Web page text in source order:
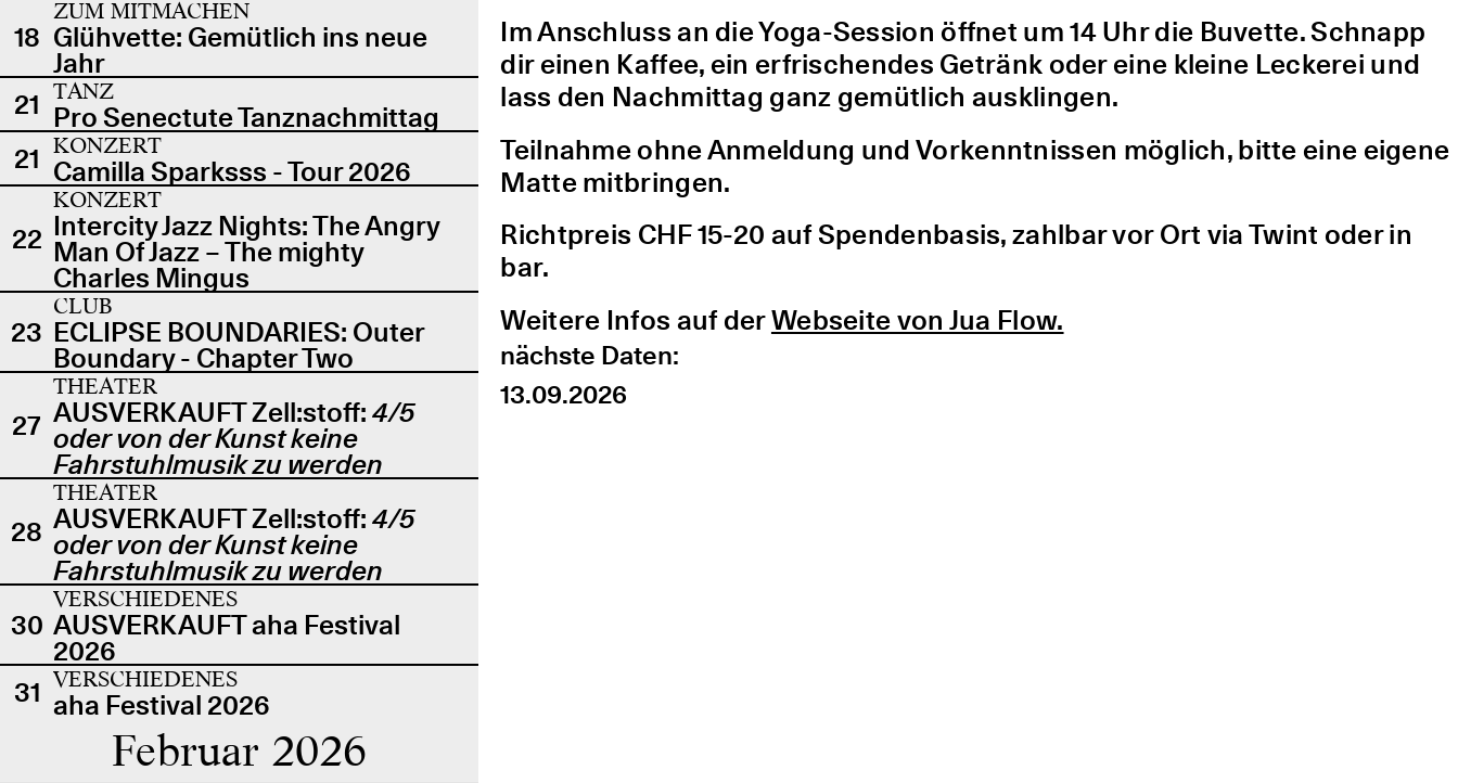
18
ZUM MITMACHEN
Glühvette: Gemütlich ins neue
Jahr
21 TANZ
Pro Senectute Tanznachmittag
21 KONZERT
Camilla Sparksss - Tour 2026
22
KONZERT
Intercity Jazz Nights: The Angry
Man Of Jazz – The mighty
Charles Mingus
23
CLUB
ECLIPSE BOUNDARIES: Outer
Boundary - Chapter Two
27
THEATER
AUSVERKAUFT Zell:stoff: 4/5
oder von der Kunst keine
Fahrstuhlmusik zu werden
28
THEATER
AUSVERKAUFT Zell:stoff: 4/5
oder von der Kunst keine
Fahrstuhlmusik zu werden
30
VERSCHIEDENES
AUSVERKAUFT aha Festival
2026
31 VERSCHIEDENES
aha Festival 2026
Februar 2026
Im Anschluss an die Yoga-Session öffnet um 14 Uhr die Buvette. Schnapp
dir einen Kaffee, ein erfrischendes Getränk oder eine kleine Leckerei und
lass den Nachmittag ganz gemütlich ausklingen.
Teilnahme ohne Anmeldung und Vorkenntnissen möglich, bitte eine eigene
Matte mitbringen.
Richtpreis CHF 15-20 auf Spendenbasis, zahlbar vor Ort via Twint oder in
bar.
Weitere Infos auf derWebseite von Jua Flow.
nächste Daten:
13.09.2026